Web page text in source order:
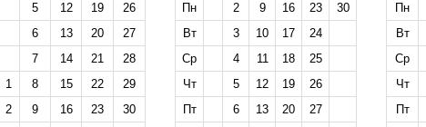
5 12 19
26
6 13 20
27
7 14 21
28
1 8 15 22
29
2 9 16 23
30
Пн
2 9 16 23
30
Вт
3 10 17
24
Ср
4 11 18
25
Чт
5 12 19
26
Пт
6 13 20
27
Пн
Вт
Ср
Чт
Пт